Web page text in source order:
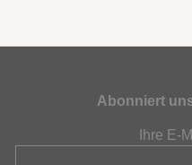
Abonniert
Ihre E-